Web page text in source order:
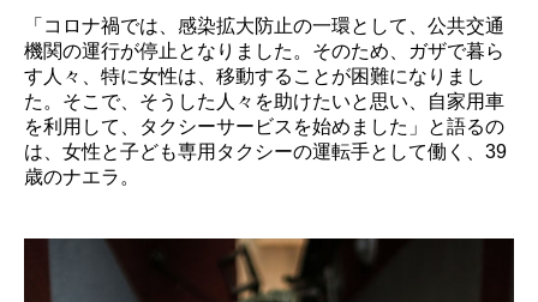
「コロナ禍では、感染拡大防止の一環として、公共交通
機関の運行が停止となりました。そのため、ガザで暮ら
す人々、特に女性は、移動することが困難になりまし
た。そこで、そうした人々を助けたいと思い、自家用車
を利用して、タクシーサービスを始めました」と語るの
は、女性と子ども専用タクシーの運転手として働く、39
歳のナエラ。